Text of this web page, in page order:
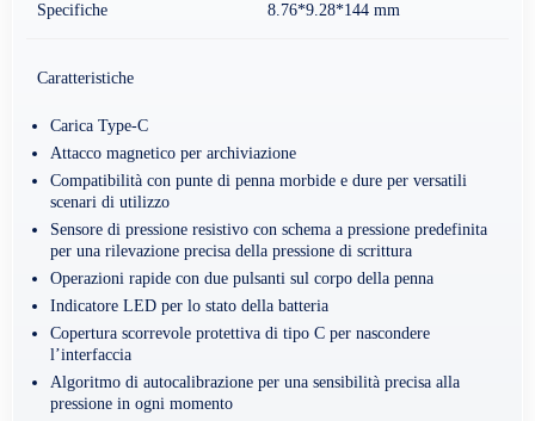
Specifiche 8.76*9.28*144 mm
Caratteristiche
Carica Type-C
Attacco magnetico per archiviazione
Compatibilità con punte di penna morbide e dure per versatili
scenari di utilizzo
Sensore di pressione resistivo con schema a pressione predefinita
per una rilevazione precisa della pressione di scrittura
Operazioni rapide con due pulsanti sul corpo della penna
Indicatore LED per lo stato della batteria
Copertura scorrevole protettiva di tipo C per nascondere
l’interfaccia
Algoritmo di autocalibrazione per una sensibilità precisa alla
pressione in ogni momento